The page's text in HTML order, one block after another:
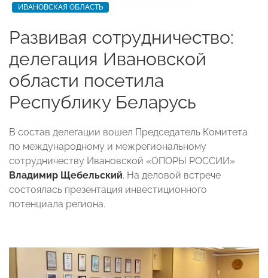
ИВАНОВСКАЯ ОБЛАСТЬ
Развивая сотрудничество:
делегация Ивановской
области посетила
Республику Беларусь
В состав делегации вошел Председатель Комитета
по международному и межрегиональному
сотрудничеству Ивановской «ОПОРЫ РОССИИ»
Владимир Щебельский. На деловой встрече
состоялась презентация инвестиционного
потенциала региона.